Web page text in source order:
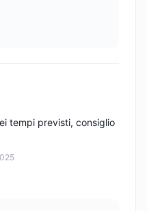
tempi previsti, consiglio